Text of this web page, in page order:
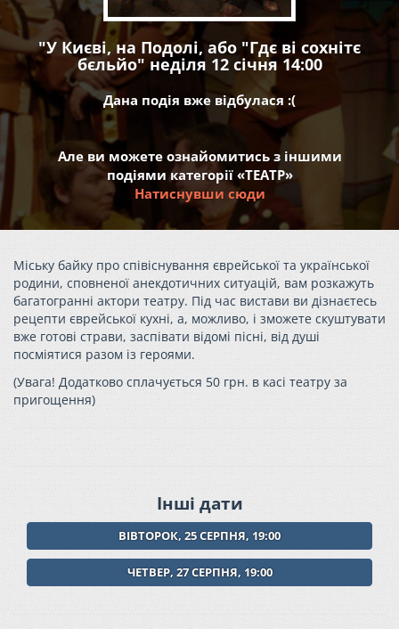
"У Києві, на Подолі, або "Гдє ві сохнітє
бєльйо" неділя 12 січня 14:00
Дана подія вже відбулася :(
Але ви можете ознайомитись з іншими
подіями категорії «ТЕАТР»
Натиснувши сюди
Міську байку про співіснування єврейської та української
родини, сповненої анекдотичних ситуацій, вам розкажуть
багатогранні актори театру. Під час вистави ви дізнаєтесь
рецепти єврейської кухні, а, можливо, і зможете скуштувати
вже готові страви, заспівати відомі пісні, від душі
посміятися разом із героями.
(Увага! Додатково сплачується 50 грн. в касі театру за
пригощення)
Інші дати
ВІВТОРОК, 25 СЕРПНЯ, 19:00
ЧЕТВЕР, 27 СЕРПНЯ, 19:00